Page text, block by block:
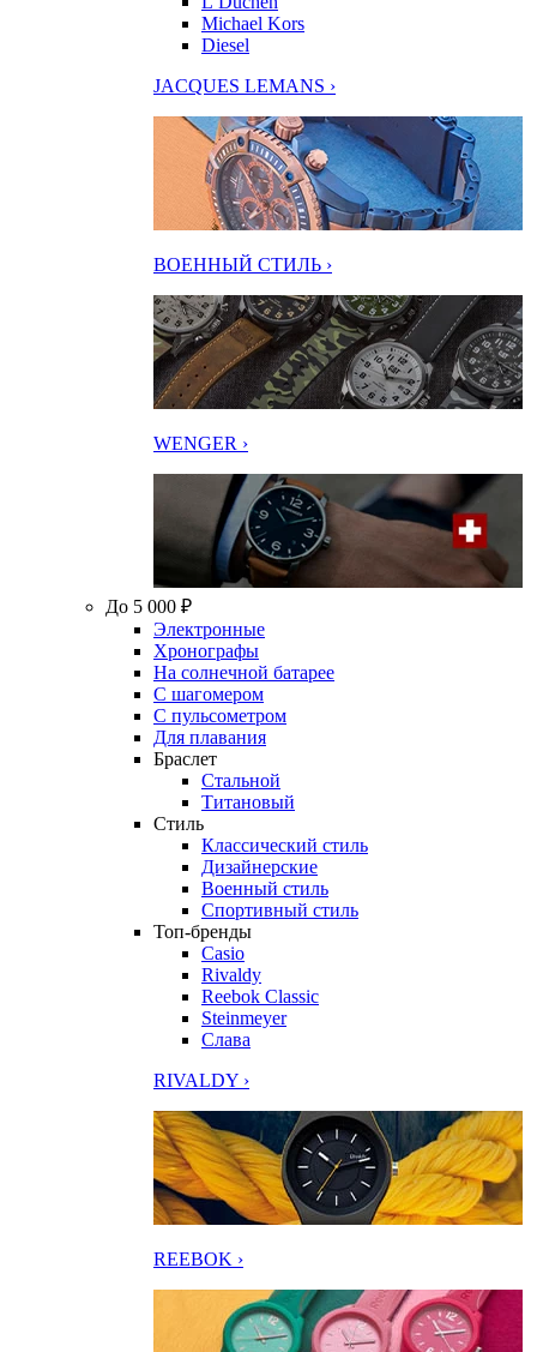
Michael Kors
Diesel
JACQUES LEMANS ›
ВОЕННЫЙ СТИЛЬ ›
WENGER ›
До 5 000 ₽
Электронные
Хронографы
На солнечной батарее
С шагомером
С пульсометром
Для плавания
Браслет
Стальной
Титановый
Стиль
Классический стиль
Дизайнерские
Военный стиль
Спортивный стиль
Топ-бренды
Casio
Rivaldy
Reebok Classic
Steinmeyer
Слава
RIVALDY ›
REEBOK ›